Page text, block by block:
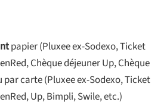
papier (Pluxee ex-Sodexo, Ticket
Chèque déjeuner Up, Chèque
par carte (Pluxee ex-Sodexo, Ticket
Up, Bimpli, Swile, etc.)